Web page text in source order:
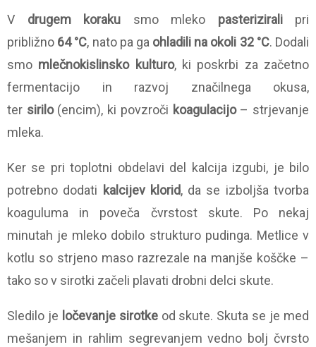
V drugem koraku smo mleko pasteriziralipri
približno 64 °C, nato pa ga ohladili na okoli 32 °C. Dodali
smo mlečnokislinsko kulturo, ki poskrbi za začetno
fermentacijo in razvoj značilnega okusa,
ter sirilo(encim), ki povzroči koagulacijo– strjevanje
mleka.
Ker se pri toplotni obdelavi del kalcija izgubi, je bilo
potrebno dodati kalcijev klorid, da se izboljša tvorba
koaguluma in poveča čvrstost skute. Po nekaj
minutah je mleko dobilo strukturo pudinga. Metlice v
kotlu so strjeno maso razrezale na manjše koščke –
tako so v sirotki začeli plavati drobni delci skute.
Sledilo je ločevanje sirotkeod skute. Skuta se je med
mešanjem in rahlim segrevanjem vedno bolj čvrsto